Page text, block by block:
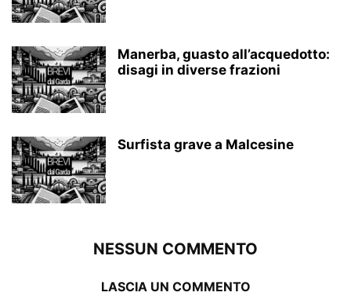
Manerba, guasto all’acquedotto:
disagi in diverse frazioni
Surfista grave a Malcesine
NESSUN COMMENTO
LASCIA UN COMMENTO